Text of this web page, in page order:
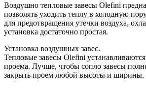
Воздушно тепловые завесы Olefini
позволять уходить теплу в холодную
для предотвращения утечки воздуха,
установка достаточно простая.
Установка воздушных завес.
Тепловые завесы Olefini
проема. Лучше, чтобы сопло завесы
закрыть проем любой высоты и ширины.